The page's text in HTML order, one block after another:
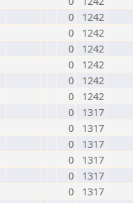
0
1242
0
1242
0
1242
0
1242
0
1242
0
1242
0
1317
0
1317
0
1317
0
1317
0
1317
0
1317